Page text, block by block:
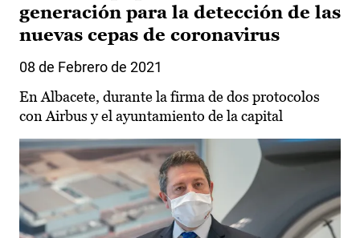
generación para la detección de las
nuevas cepas de coronavirus
08 de Febrero de 2021
En Albacete, durante la firma de dos protocolos
con Airbus y el ayuntamiento de la capital